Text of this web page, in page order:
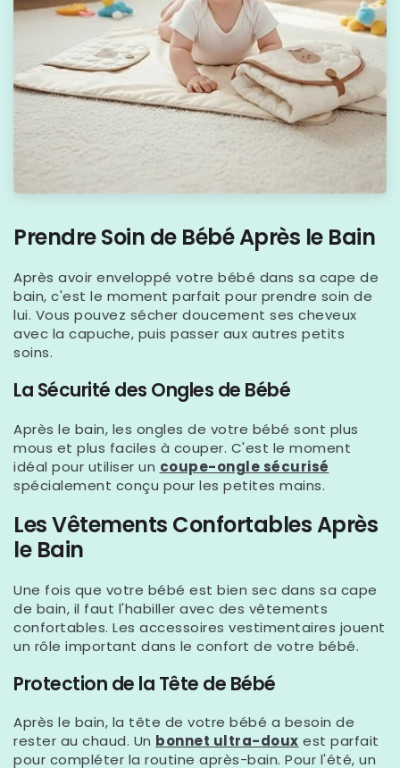
Prendre Soin de Bébé Après le Bain
Après avoir enveloppé votre bébé dans sa cape de
bain, c'est le moment parfait pour prendre soin de
lui. Vous pouvez sécher doucement ses cheveux
avec la capuche, puis passer aux autres petits
soins.
La Sécurité des Ongles de Bébé
Après le bain, les ongles de votre bébé sont plus
mous et plus faciles à couper. C'est le moment
idéal pour utiliser un coupe-ongle sécurisé
spécialement conçu pour les petites mains.
Les Vêtements Confortables Après
le Bain
Une fois que votre bébé est bien sec dans sa cape
de bain, il faut l'habiller avec des vêtements
confortables. Les accessoires vestimentaires jouent
un rôle important dans le confort de votre bébé.
Protection de la Tête de Bébé
Après le bain, la tête de votre bébé a besoin de
rester au chaud. Un bonnet ultra-doux est parfait
pour compléter la routine après-bain. Pour l'été, un